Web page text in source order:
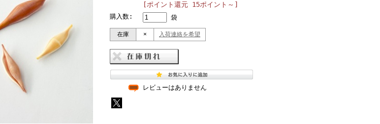
[ポイント還元 15ポイント～]
購入数: 袋
在庫 × 入荷連絡を希望
レビューはありません